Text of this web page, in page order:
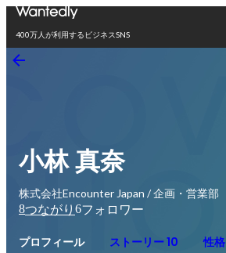
400万人が利用するビジネスSNS
小林 真奈
株式会社Encounter Japan / 企画・営業部
8つながり 6フォロワー
プロフィール ストーリー 10 性格